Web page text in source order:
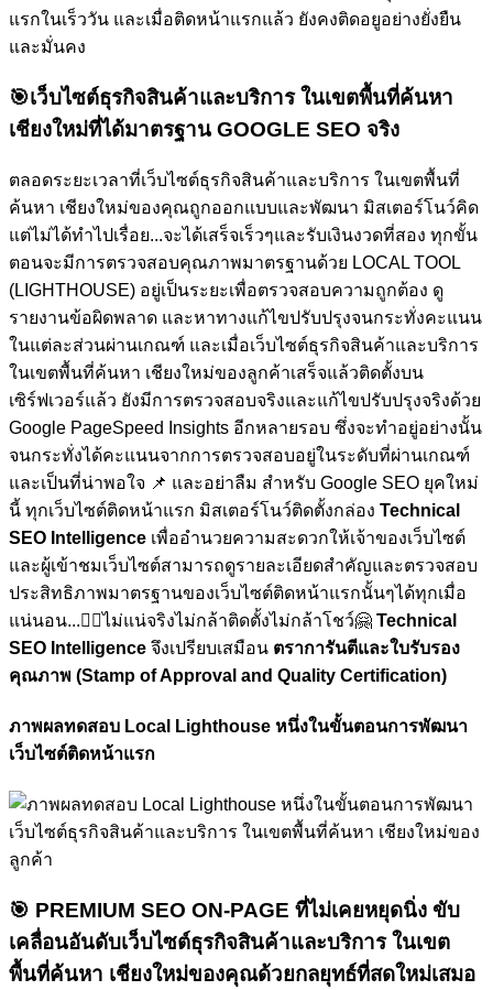
แรกในเร็ววัน และเมื่อติดหน้าแรกแล้ว ยังคงติดอยูอย่างยั่งยืน
และมั่นคง
🎯เว็บไซต์ธุรกิจสินค้าและบริการ ในเขตพื้นที่ค้นหา
เชียงใหม่ที่ได้มาตรฐาน GOOGLE SEO จริง
ตลอดระยะเวลาที่เว็บไซต์ธุรกิจสินค้าและบริการ ในเขตพื้นที่
ค้นหา เชียงใหม่ของคุณถูกออกแบบและพัฒนา มิสเตอร์โนว์คิด
แต่ไม่ได้ทำไปเรื่อย...จะได้เสร็จเร็วๆและรับเงินงวดที่สอง ทุกขั้น
ตอนจะมีการตรวจสอบคุณภาพมาตรฐานด้วย LOCAL TOOL
(LIGHTHOUSE) อยู่เป็นระยะเพื่อตรวจสอบความถูกต้อง ดู
รายงานข้อผิดพลาด และหาทางแก้ไขปรับปรุงจนกระทั่งคะแนน
ในแต่ละส่วนผ่านเกณฑ์ และเมื่อเว็บไซต์ธุรกิจสินค้าและบริการ
ในเขตพื้นที่ค้นหา เชียงใหม่ของลูกค้าเสร็จแล้วติดตั้งบน
เซิร์ฟเวอร์แล้ว ยังมีการตรวจสอบจริงและแก้ไขปรับปรุงจริงด้วย
Google PageSpeed Insights อีกหลายรอบ ซึ่งจะทำอยู่อย่างนั้น
จนกระทั่งได้คะแนนจากการตรวจสอบอยู่ในระดับที่ผ่านเกณฑ์
และเป็นที่น่าพอใจ 📌 และอย่าลืม สำหรับ Google SEO ยุคใหม่
นี้ ทุกเว็บไซต์ติดหน้าแรก มิสเตอร์โนว์ติดตั้งกล่อง Technical
SEO Intelligence เพื่ออำนวยความสะดวกให้เจ้าของเว็บไซต์
และผู้เข้าชมเว็บไซต์สามารถดูรายละเอียดสำคัญและตรวจสอบ
ประสิทธิภาพมาตรฐานของเว็บไซต์ติดหน้าแรกนั้นๆได้ทุกเมื่อ
แน่นอน...🏋🏼ไม่แน่จริงไม่กล้าติดตั้งไม่กล้าโชว์🤗 Technical
SEO Intelligence จึงเปรียบเสมือน ตราการันตีและใบรับรอง
คุณภาพ (Stamp of Approval and Quality Certification)
ภาพผลทดสอบ Local Lighthouse หนึ่งในขั้นตอนการพัฒนา
เว็บไซต์ติดหน้าแรก
🎯 PREMIUM SEO ON-PAGE ที่ไม่เคยหยุดนิ่ง ขับ
เคลื่อนอันดับเว็บไซต์ธุรกิจสินค้าและบริการ ในเขต
พื้นที่ค้นหา เชียงใหม่ของคุณด้วยกลยุทธ์ที่สดใหม่เสมอ